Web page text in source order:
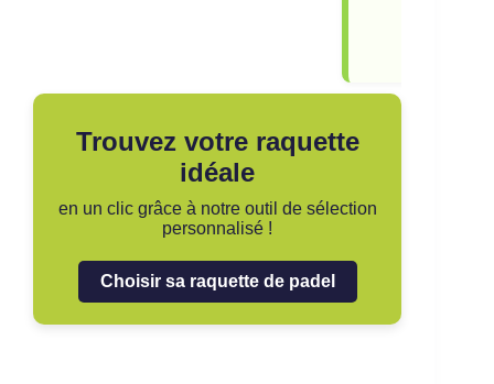
Trouvez votre raquette
idéale
en un clic grâce à notre outil de sélection
personnalisé !
Choisir sa raquette de padel